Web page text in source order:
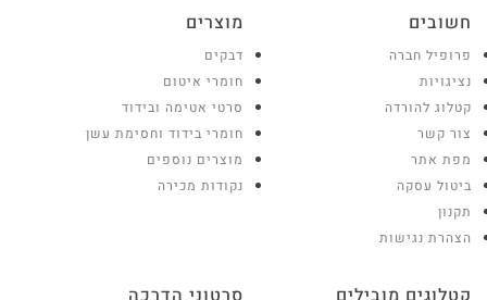
חשובים
פרופיל חברה
נציגויות
קטלוג להורדה
צור קשר
מפת אתר
ביטול עסקה
תקנון
הצהרת נגישות
מוצרים
דבקים
חומרי איטום
סרטי אטימה ובידוד
חומרי בידוד וחסימת עשן
מוצרים נוספים
נקודות מכירה